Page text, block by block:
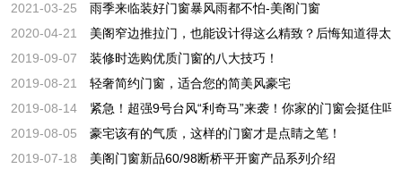
2021-03-25
雨季来临装好门窗暴风雨都不怕-美阁门窗
2020-04-21
美阁窄边推拉门，也能设计得这么精致？后悔知道得太
2019-09-07
装修时选购优质门窗的八大技巧！
2019-08-21
轻奢简约门窗，适合您的简美风豪宅
2019-08-14
紧急！超强9号台风“利奇马”来袭！你家的门窗会挺住吗
2019-08-05
豪宅该有的气质，这样的门窗才是点睛之笔！
2019-07-18
美阁门窗新品60/98断桥平开窗产品系列介绍